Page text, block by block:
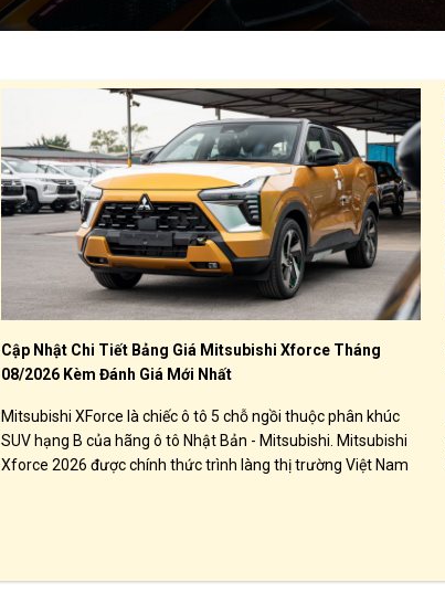
Cập Nhật Chi Tiết Bảng Giá Mitsubishi Xforce Tháng
08/2026 Kèm Đánh Giá Mới Nhất
Mitsubishi XForce là chiếc ô tô 5 chỗ ngồi thuộc phân khúc
SUV hạng B của hãng ô tô Nhật Bản - Mitsubishi. Mitsubishi
Xforce 2026 được chính thức trình làng thị trường Việt Nam